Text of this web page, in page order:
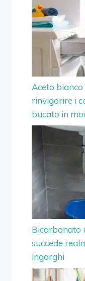
Aceto
rinvigorire i
bucato in
Bicarbonato
succede
ingorghi